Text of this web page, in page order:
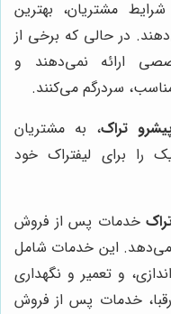
مشتریان، بهترین
در حالی که برخی از
ارائه نمی‌دهند و
سردرگم می‌کنند.
تراک، به مشتریان
را برای لیفتراک خود
خدمات پس از فروش
می‌دهد. این خدمات شامل
و تعمیر و نگهداری
خدمات پس از فروش